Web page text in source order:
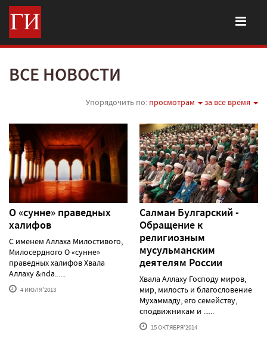
ВСЕ НОВОСТИ
Упорядочить по: просмотрам за все время
О «сунне» праведных
халифов
С именем Аллаха Милостивого,
Милосердного О «сунне»
праведных халифов Хвала
Аллаху &nda......
4 ИЮЛЯ'2013
Салман Булгарский -
Обращение к
религиозным
мусульманским
деятелям России
Хвала Аллаху Господу миров,
мир, милость и благословение
Мухаммаду, его семейству,
сподвижникам и ......
15 ОКТЯБРЯ'2014